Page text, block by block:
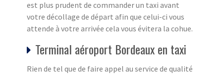
est plus prudent de commander un taxi avant
votre décollage de départ afin que celui-ci vous
attende à votre arrivée cela vous évitera la cohue.
Terminal aéroport Bordeaux en taxi
Rien de tel que de faire appel au service de qualité